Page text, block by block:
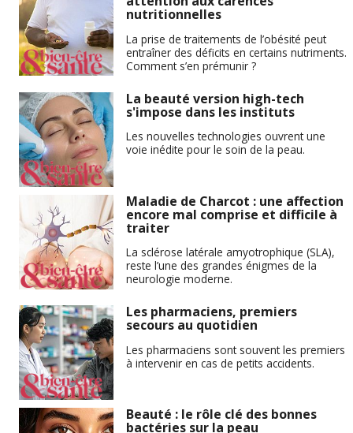
nutritionnelles
La prise de traitements de l’obésité peut
entraîner des déficits en certains nutriments.
Comment s’en prémunir ?
La beauté version high-tech
s'impose dans les instituts
Les nouvelles technologies ouvrent une
voie inédite pour le soin de la peau.
Maladie de Charcot : une affection
encore mal comprise et difficile à
traiter
La sclérose latérale amyotrophique (SLA),
reste l’une des grandes énigmes de la
neurologie moderne.
Les pharmaciens, premiers
secours au quotidien
Les pharmaciens sont souvent les premiers
à intervenir en cas de petits accidents.
Beauté : le rôle clé des bonnes
bactéries sur la peau